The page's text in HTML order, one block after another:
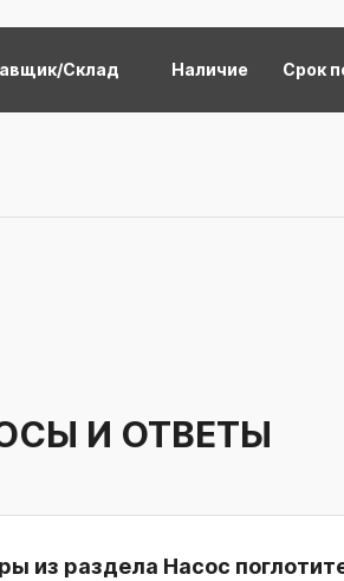
Склад Наличие Срок
И ОТВЕТЫ
из раздела Насос